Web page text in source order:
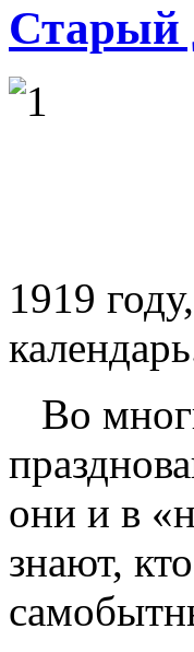
Старый
1919
Во
они и в
знают,